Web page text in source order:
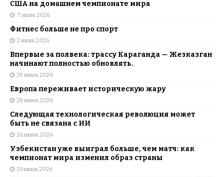
США на домашнем чемпионате мира
7 июля, 2026
Фитнес больше не про спорт
2 июля, 2026
Впервые за полвека: трассу Караганда — Жезказган
начинают полностью обновлять.
29 июня, 2026
Европа переживает историческую жару
29 июня, 2026
Следующая технологическая революция может
быть не связана с ИИ
26 июня, 2026
Узбекистан уже выиграл больше, чем матч: как
чемпионат мира изменил образ страны
25 июня, 2026